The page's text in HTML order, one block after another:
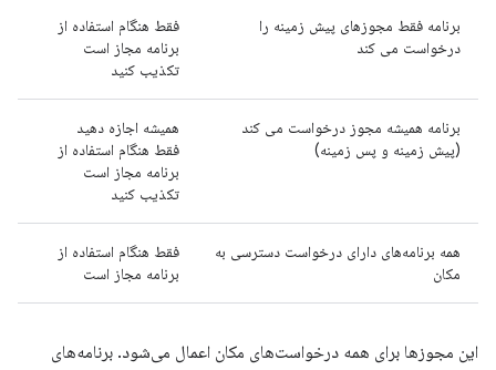
برنامه فقط مجوزهای پیش زمینه را
درخواست می کند
فقط هنگام استفاده از
برنامه مجاز است
تکذیب کنید
برنامه همیشه مجوز درخواست می کند
(پیش زمینه و پس زمینه)
همیشه اجازه دهید
فقط هنگام استفاده از
برنامه مجاز است
تکذیب کنید
همه برنامه‌های دارای درخواست دسترسی به
مکان
فقط هنگام استفاده از
برنامه مجاز است
این مجوزها برای همه درخواست‌های مکان اعمال می‌شود. برنامه‌های